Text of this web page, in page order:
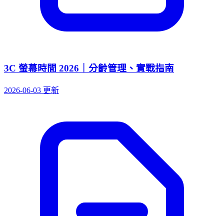
3C 螢幕時間 2026｜分齡管理、實戰指南
2026-06-03 更新